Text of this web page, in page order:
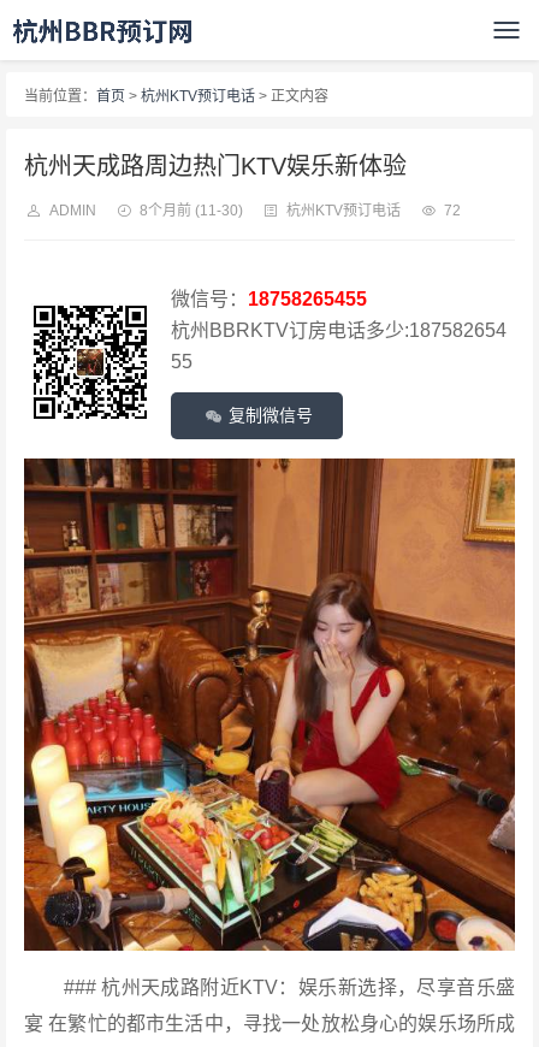
当前位置： 首页 > 杭州KTV预订电话 > 正文内容
杭州天成路周边热门KTV娱乐新体验
ADMIN 8个月前 (11-30) 杭州KTV预订电话 72
微信号： 18758265455
杭州BBRKTV订房电话多少:187582654
55
复制微信号
### 杭州天成路附近KTV：娱乐新选择，尽享音乐盛
宴 在繁忙的都市生活中，寻找一处放松身心的娱乐场所成